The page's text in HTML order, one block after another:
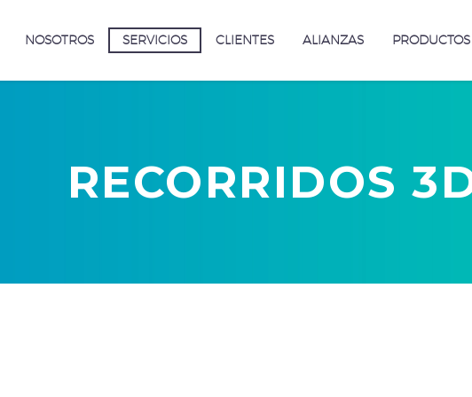
NOSOTROS SERVICIOS CLIENTES ALIANZAS PRODUCTOS
RECORRIDOS